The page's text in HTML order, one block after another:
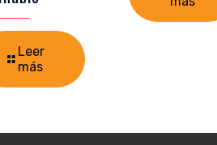
Leer
más